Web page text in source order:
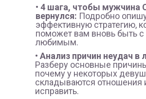
• Анализ причин неудач в
Разберу основные
почему у некоторых
складываются отношения
исправить.
• 4 шага, чтобы мужчина
вернулся: Подробно
эффективную стратегию,
поможет вам вновь быть с
любимым.